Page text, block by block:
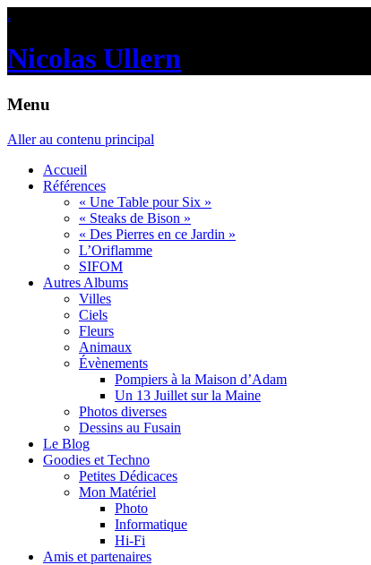
.
Nicolas Ullern
Menu
Aller au contenu principal
Accueil
Références
« Une Table pour Six »
« Steaks de Bison »
« Des Pierres en ce Jardin »
L’Oriflamme
SIFOM
Autres Albums
Villes
Ciels
Fleurs
Animaux
Évènements
Pompiers à la Maison d’Adam
Un 13 Juillet sur la Maine
Photos diverses
Dessins au Fusain
Le Blog
Goodies et Techno
Petites Dédicaces
Mon Matériel
Photo
Informatique
Hi-Fi
Amis et partenaires